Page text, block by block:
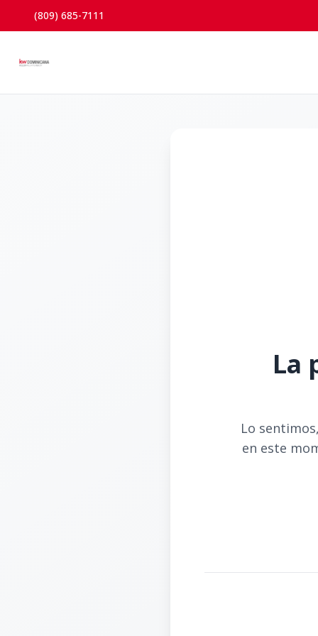
(809) 685-7111
La
Lo
en este